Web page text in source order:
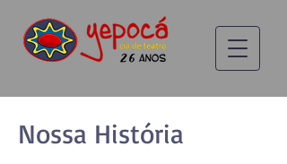
Nossa História